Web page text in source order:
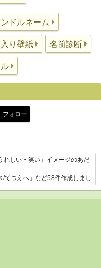
ドルネーム
り壁紙 名前診断
フォロー